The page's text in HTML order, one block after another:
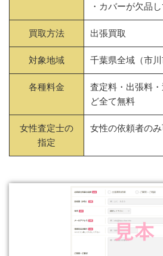
・カバーが欠品
買取方法 出張買取
対象地域 千葉県全域（市川
各種料金
査定料・出張料
ど全て無料
女性査定士の
指定
女性の依頼者の